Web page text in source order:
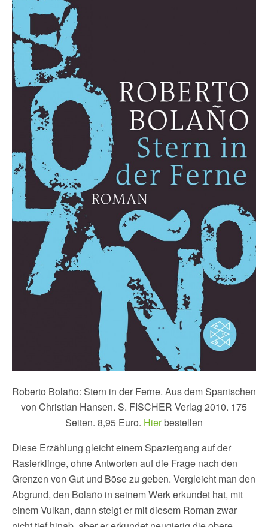
Roberto Bolaño: Stern in der Ferne. Aus dem Spanischen
von Christian Hansen. S. FISCHER Verlag 2010. 175
Seiten. 8,95 Euro. Hierbestellen
Diese Erzählung gleicht einem Spaziergang auf der
Rasierklinge, ohne Antworten auf die Frage nach den
Grenzen von Gut und Böse zu geben. Vergleicht man den
Abgrund, den Bolaño in seinem Werk erkundet hat, mit
einem Vulkan, dann steigt er mit diesem Roman zwar